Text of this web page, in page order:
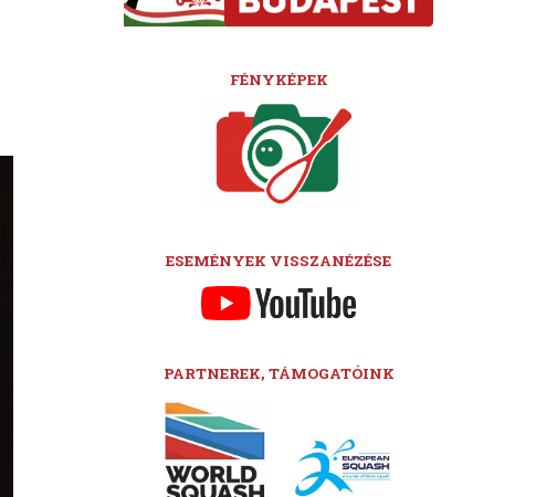
FÉNYKÉPEK
ESEMÉNYEK VISSZANÉZÉSE
PARTNEREK, TÁMOGATÓINK